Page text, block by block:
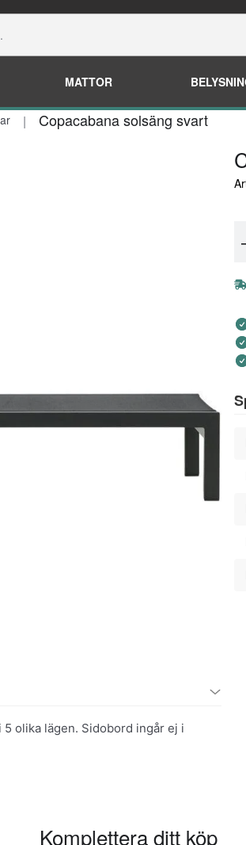
MATTOR
Copacabana solsäng svart
olika lägen. Sidobord ingår ej i
Komplettera ditt köp